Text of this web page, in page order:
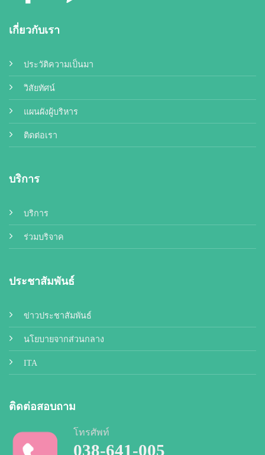
เกี่ยวกับเรา
ประวัติความเป็นมา
วิสัยทัศน์
แผนผังผู้บริหาร
ติดต่อเรา
บริการ
บริการ
ร่วมบริจาค
ประชาสัมพันธ์
ข่าวประชาสัมพันธ์
นโยบายจากส่วนกลาง
ITA
ติดต่อสอบถาม
โทรศัพท์
038-641-005